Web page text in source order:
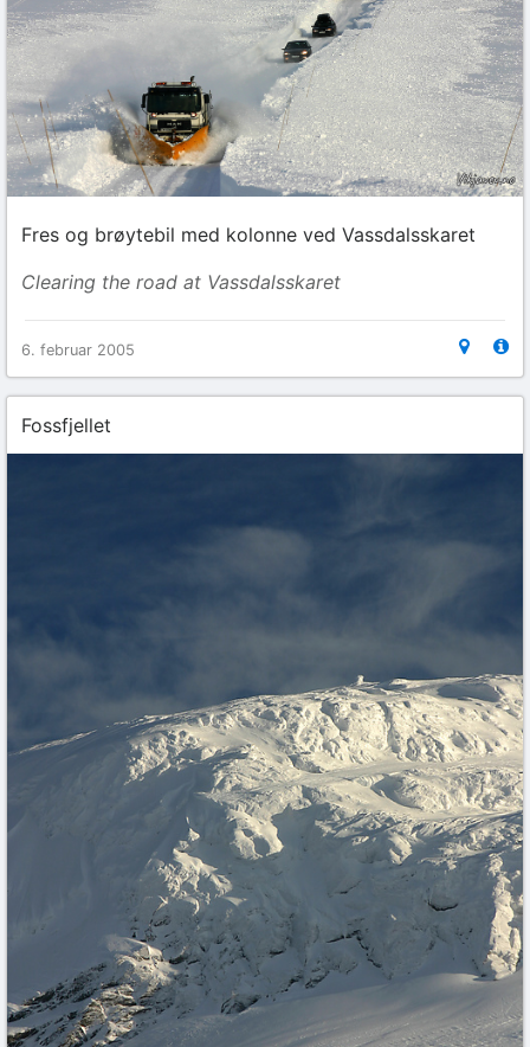
Fres og brøytebil med kolonne ved Vassdalsskaret
Clearing the road at Vassdalsskaret
6. februar 2005
Fossfjellet